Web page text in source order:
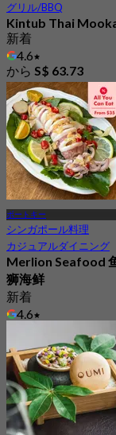
グリル/BBQ
Kintub Thai
新着
4.6
から S$ 63.73
ボートキー
シンガポール料理
カジュアルダイニング
Merlion Seafood
狮海鲜
新着
4.6